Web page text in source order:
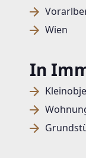
Wien
In